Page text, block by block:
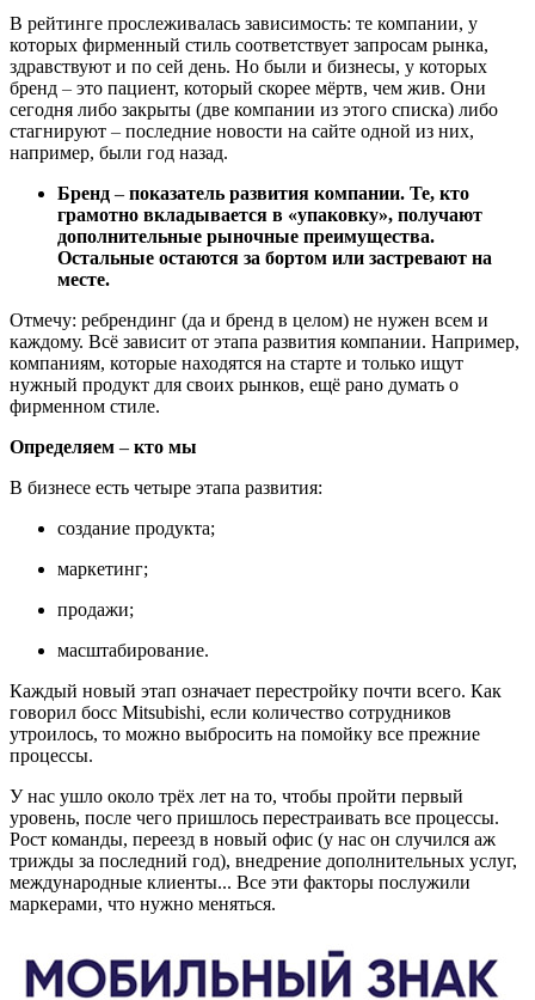
В рейтинге прослеживалась зависимость: те компании, у
которых фирменный стиль соответствует запросам рынка,
здравствуют и по сей день. Но были и бизнесы, у которых
бренд – это пациент, который скорее мёртв, чем жив. Они
сегодня либо закрыты (две компании из этого списка) либо
стагнируют – последние новости на сайте одной из них,
например, были год назад.
Бренд – показатель развития компании. Те, кто
грамотно вкладывается в «‎упаковку», получают
дополнительные рыночные преимущества.
Остальные остаются за бортом или застревают на
месте.
Отмечу: ребрендинг (да и бренд в целом) не нужен всем и
каждому. Всё зависит от этапа развития компании. Например,
компаниям, которые находятся на старте и только ищут
нужный продукт для своих рынков, ещё рано думать о
фирменном стиле.
Определяем – кто мы
В бизнесе есть четыре этапа развития:
создание продукта;
маркетинг;
продажи;
масштабирование.
Каждый новый этап означает перестройку почти всего. Как
говорил босс Mitsubishi, если количество сотрудников
утроилось, то можно выбросить на помойку все прежние
процессы.
У нас ушло около трёх лет на то, чтобы пройти первый
уровень, после чего пришлось перестраивать все процессы.
Рост команды, переезд в новый офис (у нас он случился аж
трижды за последний год), внедрение дополнительных услуг,
международные клиенты... Все эти факторы послужили
маркерами, что нужно меняться.